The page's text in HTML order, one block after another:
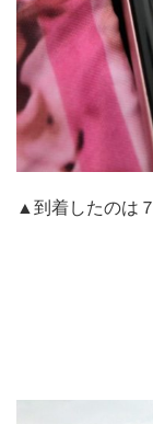
▲到着したのは